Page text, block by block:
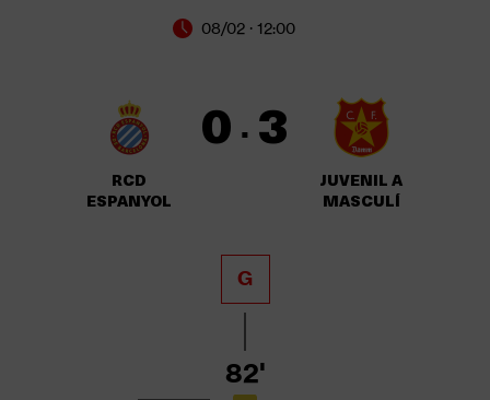
08/02 · 12:00
RCD
ESPANYOL
0 · 3
JUVENIL A
MASCULÍ
G
82'